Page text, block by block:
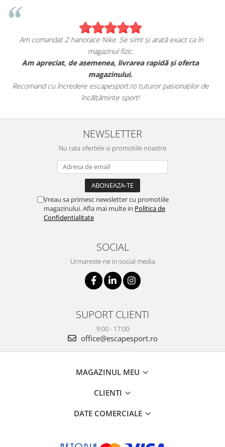
exact ca în
și oferta
pasionaților de
Sunt foarte mulțumita de achiziția
Am comandat o pereche de sneakers Jordan și
fericita cu modul in care mi se
Aceștia au toate caracteristicile specifice
NEWSLETTER
Nu rata ofertele si promotiile noastre
Vreau sa primesc newsletter cu promotiile
magazinului. Afla mai multe in Politica de
Confidentialitate
SOCIAL
Urmareste-ne in social media
SUPORT CLIENTI
9:00 - 17:00
office@escapesport.ro
MAGAZINUL MEU
CLIENTI
DATE COMERCIALE